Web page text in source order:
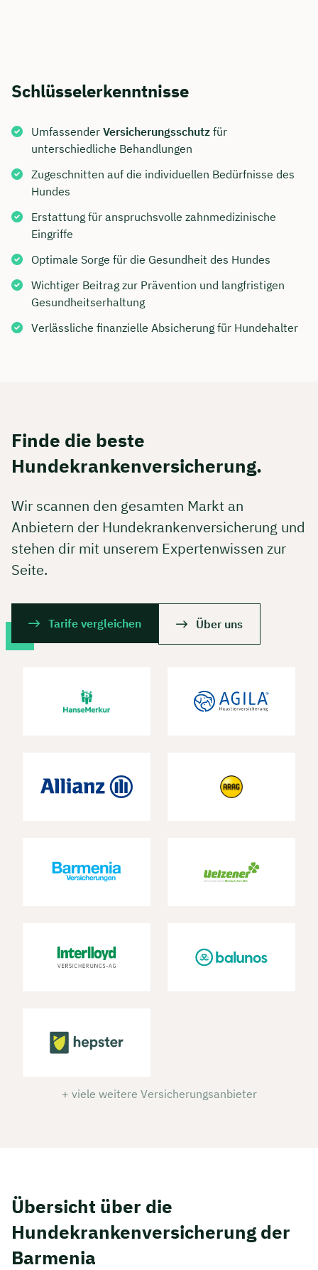
Schlüsselerkenntnisse
Umfassender Versicherungsschutz für
unterschiedliche Behandlungen
Zugeschnitten auf die individuellen Bedürfnisse des
Hundes
Erstattung für anspruchsvolle zahnmedizinische
Eingriffe
Optimale Sorge für die Gesundheit des Hundes
Wichtiger Beitrag zur Prävention und langfristigen
Gesundheitserhaltung
Verlässliche finanzielle Absicherung für Hundehalter
Finde die beste
Hundekrankenversicherung.
Wir scannen den gesamten Markt an
Anbietern der Hundekrankenversicherung und
stehen dir mit unserem Expertenwissen zur
Seite.
Tarife vergleichen Über uns
+ viele weitere Versicherungsanbieter
Übersicht über die
Hundekrankenversicherung der
Barmenia